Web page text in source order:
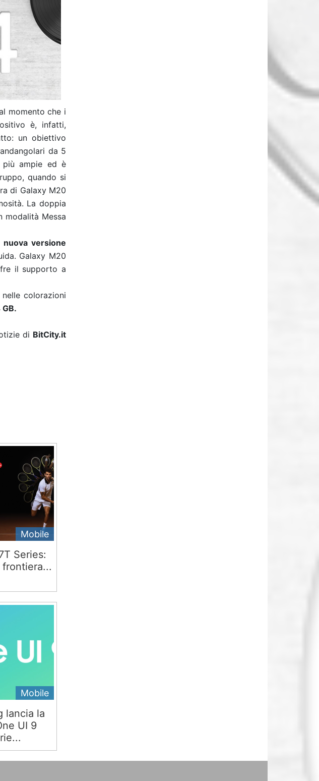
momento che i
è, infatti,
un obiettivo
da 5
più ampie ed è
quando si
di Galaxy M20
La doppia
modalità Messa
versione
Galaxy M20
il supporto a
colorazioni
di BitCity.it
Mobile
Series:
Mobile
lancia la
UI 9